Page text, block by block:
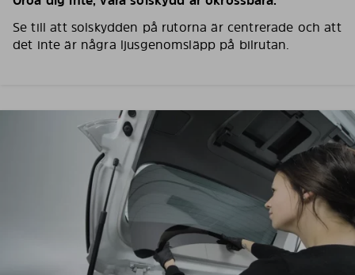
Se till att solskydden på rutorna är centrerade och att
det inte är några ljusgenomsläpp på bilrutan.